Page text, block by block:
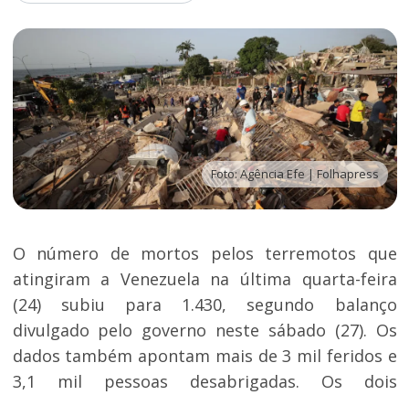
Foto: Agência Efe | Folhapress
O número de mortos pelos terremotos que
atingiram a Venezuela na última quarta-feira
(24) subiu para 1.430, segundo balanço
divulgado pelo governo neste sábado (27). Os
dados também apontam mais de 3 mil feridos e
3,1 mil pessoas desabrigadas. Os dois